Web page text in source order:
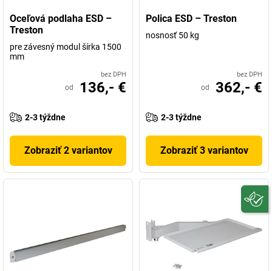
Oceľová podlaha ESD –
Treston
pre závesný modul šírka 1500
mm
bez DPH
od 136,- €
2-3 týždne
Zobraziť 2 variantov
Polica ESD – Treston
nosnosť 50 kg
bez DPH
od 362,- €
2-3 týždne
Zobraziť 3 variantov